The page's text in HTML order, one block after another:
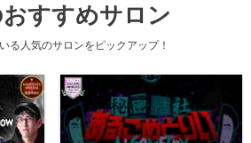
すすめサロン
る人気のサロンをピックアップ！